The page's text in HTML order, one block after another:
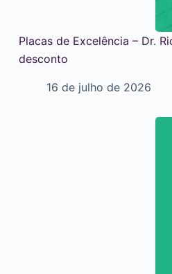
Placas de Excelência – Dr.
desconto
16 de julho de 2026